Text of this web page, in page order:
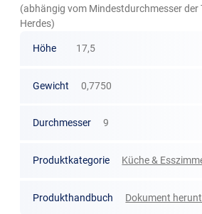
(abhängig vom Mindestdurchmesser der
Herdes)
Höhe 17,5
Gewicht 0,7750
Durchmesser 9
Produktkategorie Küche &
Produkthandbuch Dokument